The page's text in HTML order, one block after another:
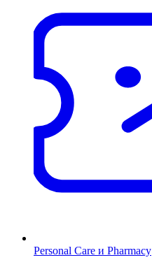
Personal Care и Pharmacy